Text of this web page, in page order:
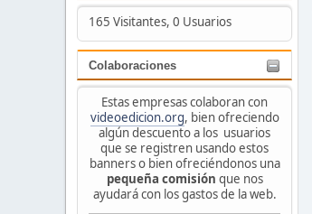
165 Visitantes, 0 Usuarios
Colaboraciones
Estas empresas colaboran con
videoedicion.org, bien ofreciendo
algún descuento a los usuarios
que se registren usando estos
banners o bien ofreciéndonos una
pequeña comisión que nos
ayudará con los gastos de la web.